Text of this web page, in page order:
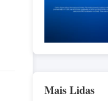
Mais Lidas